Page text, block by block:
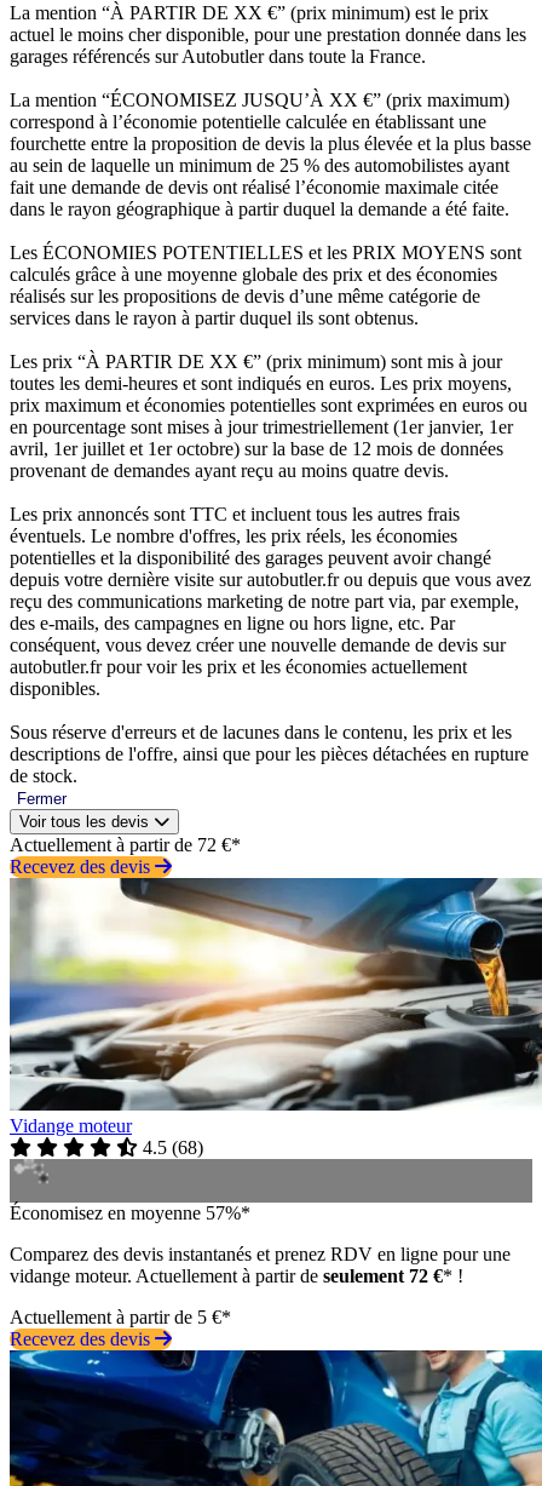
La mention “À PARTIR DE XX €” (prix minimum) est le prix
actuel le moins cher disponible, pour une prestation donnée dans les
garages référencés sur Autobutler dans toute la France.
La mention “ÉCONOMISEZ JUSQU’À XX €” (prix maximum)
correspond à l’économie potentielle calculée en établissant une
fourchette entre la proposition de devis la plus élevée et la plus basse
au sein de laquelle un minimum de 25 % des automobilistes ayant
fait une demande de devis ont réalisé l’économie maximale citée
dans le rayon géographique à partir duquel la demande a été faite.
Les ÉCONOMIES POTENTIELLES et les PRIX MOYENS sont
calculés grâce à une moyenne globale des prix et des économies
réalisés sur les propositions de devis d’une même catégorie de
services dans le rayon à partir duquel ils sont obtenus.
Les prix “À PARTIR DE XX €” (prix minimum) sont mis à jour
toutes les demi-heures et sont indiqués en euros. Les prix moyens,
prix maximum et économies potentielles sont exprimées en euros ou
en pourcentage sont mises à jour trimestriellement (1er janvier, 1er
avril, 1er juillet et 1er octobre) sur la base de 12 mois de données
provenant de demandes ayant reçu au moins quatre devis.
Les prix annoncés sont TTC et incluent tous les autres frais
éventuels. Le nombre d'offres, les prix réels, les économies
potentielles et la disponibilité des garages peuvent avoir changé
depuis votre dernière visite sur autobutler.fr ou depuis que vous avez
reçu des communications marketing de notre part via, par exemple,
des e-mails, des campagnes en ligne ou hors ligne, etc. Par
conséquent, vous devez créer une nouvelle demande de devis sur
autobutler.fr pour voir les prix et les économies actuellement
disponibles.
Sous réserve d'erreurs et de lacunes dans le contenu, les prix et les
descriptions de l'offre, ainsi que pour les pièces détachées en rupture
de stock.
Fermer
Voir tous les devis
Actuellement à partir de 72 €*
Recevez des devis
Vidange moteur
4.5 (68)
Économisez en moyenne 57%*
Comparez des devis instantanés et prenez RDV en ligne pour une
vidange moteur. Actuellement à partir de seulement 72 €* !
Actuellement à partir de 5 €*
Recevez des devis